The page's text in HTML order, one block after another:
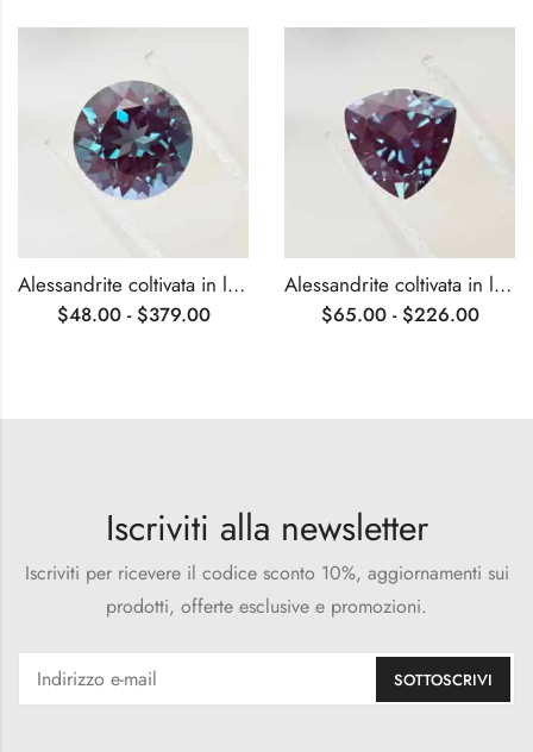
Alessandrite coltivata in laboratorio, taglio brillante rotondo certificato AGL
$48.00 - $379.00
Alessandrite coltivata in laboratorio certificata AGL da trilioni di tagli
$65.00 - $226.00
Iscriviti alla newsletter
Iscriviti per ricevere il codice sconto 10%, aggiornamenti sui
prodotti, offerte esclusive e promozioni.